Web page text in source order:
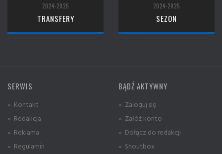
2024-2025
TRANSFERY
2024-2025
SEZON
SERWIS
» Kontakt
» Redakcja
» Reklama
» Regulamin
BĄDŹ AKTYWNY
» Zaloguj się
» Załóż konto
» Dołącz do redakcji
» Shoutbox